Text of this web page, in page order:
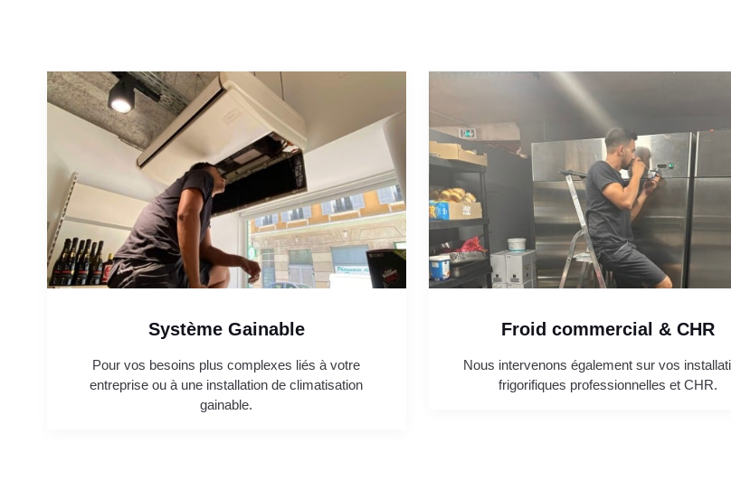
Système Gainable
Pour vos besoins plus complexes liés à votre
entreprise ou à une installation de climatisation
gainable.
Froid commercial & CHR
Nous intervenons également sur vos
frigorifiques professionnelles et CHR.